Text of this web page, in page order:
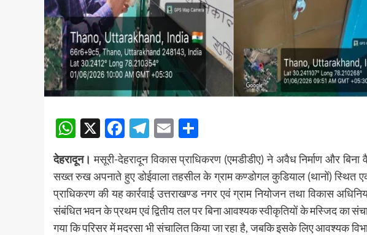
WhatsApp
X Facebook
Telegram
Email
देहरादून।मसूरी-देहरादून विकास प्राधिकरण (एमडीडीए) ने अवैध निर्माण और
सख्त रुख अपनाते हुए डोईवाला तहसील के ग्राम कण्डोगल कुडियाल (थानों) स्थित
प्राधिकरण की यह कार्रवाई उत्तराखण्ड नगर एवं ग्राम नियोजन तथा विकास
संबंधित भवन के प्रथम एवं द्वितीय तल पर बिना आवश्यक स्वीकृतियों के मस्जिद का
गया कि परिसर में मदरसा भी संचालित किया जा रहा है, जबकि इसके लिए आवश्यक